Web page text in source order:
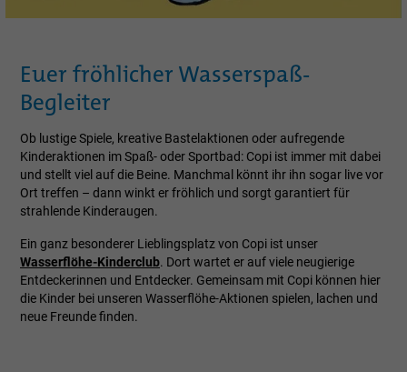
Euer fröhlicher Wasserspaß-
Begleiter
Ob lustige Spiele, kreative Bastelaktionen oder aufregende
Kinderaktionen im Spaß- oder Sportbad: Copi ist immer mit dabei
und stellt viel auf die Beine. Manchmal könnt ihr ihn sogar live vor
Ort treffen – dann winkt er fröhlich und sorgt garantiert für
strahlende Kinderaugen.
Ein ganz besonderer Lieblingsplatz von Copi ist unser
Wasserflöhe-Kinderclub. Dort wartet er auf viele neugierige
Entdeckerinnen und Entdecker. Gemeinsam mit Copi können hier
die Kinder bei unseren Wasserflöhe-Aktionen spielen, lachen und
neue Freunde finden.